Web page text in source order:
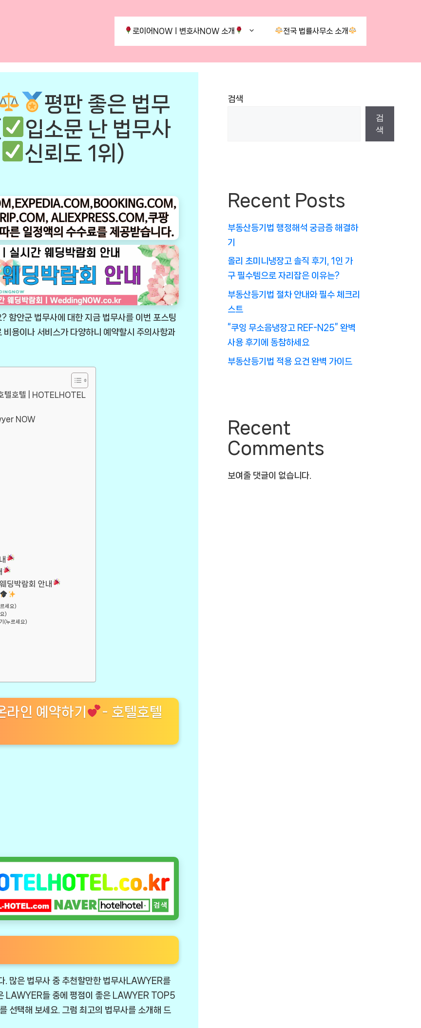
로이어NOWㅣ변호사NOW 소개 전국 법률사무소 소개
평판 좋은 법무
입소문 난 법무사
신뢰도 1위)
함안군 법무사에 대한 지금 법무사를 이번 포스팅
용이나 서비스가 다양하니 예약할시 주의사항과
텔호텔 | HOTELHOTEL
NOW
웨딩박람회 안내
세요)
)
(누르세요)
인 예약하기
- 호텔호텔
. 많은 법무사 중 추천할만한 법무사LAWYER를
LAWYER들 중에 평점이 좋은 LAWYER TOP5
선택해 보세요. 그럼 최고의 법무사를 소개해 드
검색
검
색
Recent Posts
부동산등기법 행정해석 궁금증 해결하
기
올리 초미니냉장고 솔직 후기, 1인 가
구 필수템으로 자리잡은 이유는?
부동산등기법 절차 안내와 필수 체크리
스트
“쿠잉 무소음냉장고 REF-N25” 완벽
사용 후기에 동참하세요
부동산등기법 적용 요건 완벽 가이드
Recent
Comments
보여줄 댓글이 없습니다.